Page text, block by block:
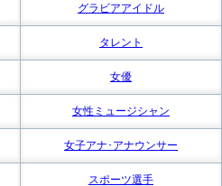
グラビアアイドル
タレント
女優
女性ミュージシャン
女子アナ･アナウンサー
スポーツ選手